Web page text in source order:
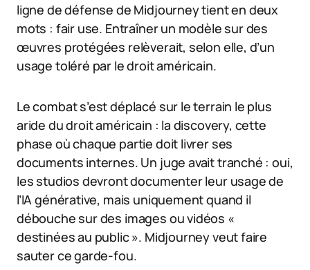
ligne de défense de Midjourney tient en deux
mots : fair use. Entraîner un modèle sur des
œuvres protégées relèverait, selon elle, d’un
usage toléré par le droit américain.
Le combat s’est déplacé sur le terrain le plus
aride du droit américain : la discovery, cette
phase où chaque partie doit livrer ses
documents internes. Un juge avait tranché : oui,
les studios devront documenter leur usage de
l’IA générative, mais uniquement quand il
débouche sur des images ou vidéos «
destinées au public ». Midjourney veut faire
sauter ce garde-fou.